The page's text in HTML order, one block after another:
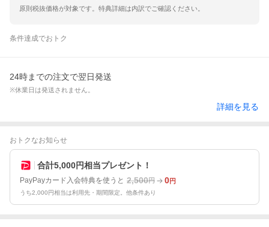
原則税抜価格が対象です。特典詳細は内訳でご確認ください。
条件達成でおトク
24時までの注文で翌日発送
※休業日は発送されません。
詳細を見る
おトクなお知らせ
合計5,000円相当プレゼント！
PayPayカード入会特典を使うと 2,500円 0円
うち2,000円相当は利用先・期間限定。他条件あり